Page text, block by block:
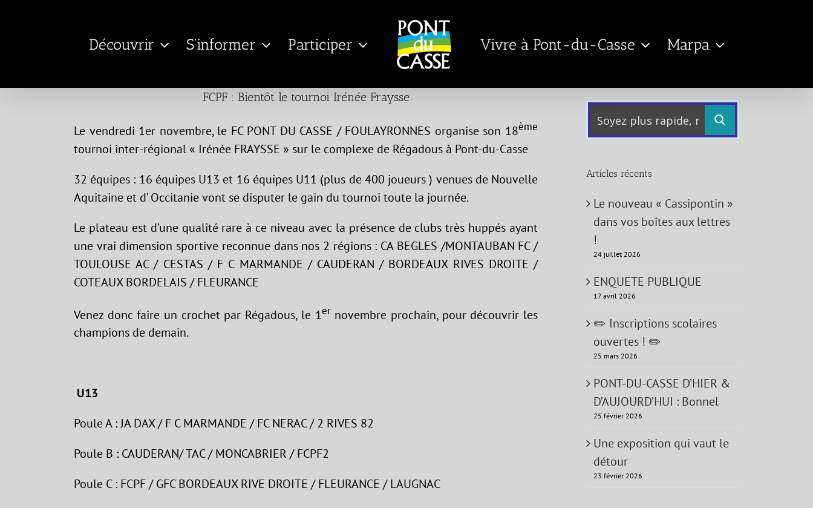
Découvrir S’informer Participer Vivre à Pont-du-Casse Marpa
FCPF : Bientôt le tournoi Irénée Fraysse
Le vendredi 1er novembre, le FC PONT DU CASSE / FOULAYRONNES organise son 18ème
tournoi inter-régional « Irénée FRAYSSE » sur le complexe de Régadous à Pont-du-Casse
32 équipes : 16 équipes U13 et 16 équipes U11 (plus de 400 joueurs ) venues de Nouvelle
Aquitaine et d’ Occitanie vont se disputer le gain du tournoi toute la journée.
Le plateau est d’une qualité rare à ce niveau avec la présence de clubs très huppés ayant
une vrai dimension sportive reconnue dans nos 2 régions : CA BEGLES /MONTAUBAN FC /
TOULOUSE AC / CESTAS / F C MARMANDE / CAUDERAN / BORDEAUX RIVES DROITE /
COTEAUX BORDELAIS / FLEURANCE
Venez donc faire un crochet par Régadous, le 1ernovembre prochain, pour découvrir les
champions de demain.
U13
Poule A : JA DAX / F C MARMANDE / FC NERAC / 2 RIVES 82
Poule B : CAUDERAN/ TAC / MONCABRIER / FCPF2
Poule C : FCPF / GFC BORDEAUX RIVE DROITE / FLEURANCE / LAUGNAC
Articles récents
Le nouveau « Cassipontin »
dans vos boîtes aux lettres
!
24 juillet 2026
ENQUETE PUBLIQUE
17 avril 2026
✏️ Inscriptions scolaires
ouvertes ! ✏️
25 mars 2026
PONT-DU-CASSE D’HIER &
D’AUJOURD’HUI : Bonnel
25 février 2026
Une exposition qui vaut le
détour
23 février 2026